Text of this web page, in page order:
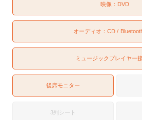
映像： DVD
オーディオ： CD
ミュージックプレイヤー
後席モニター
3列シート